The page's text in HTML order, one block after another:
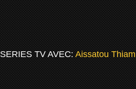
SERIES TV AVEC:Aissatou Thiam